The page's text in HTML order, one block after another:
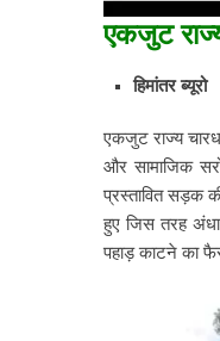
एकजुट
हिमांतर ब्‍यूरो
एकजुट राज्य
और सामाजिक
प्रस्तावित सड़क
हुए जिस तरह
पहाड़ काटने का